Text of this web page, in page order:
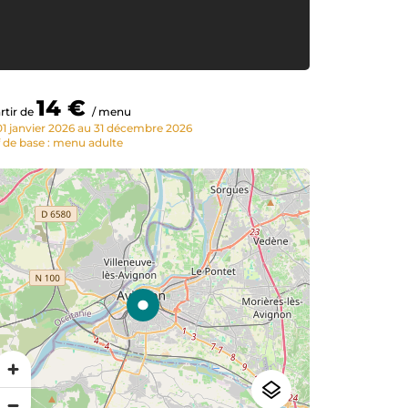
de 14 €/ menu
janvier 2026 au 31 décembre 2026
de base : menu adulte